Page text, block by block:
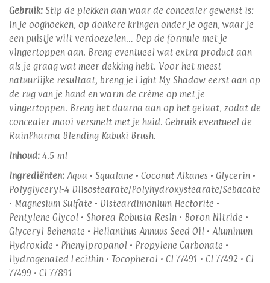
Gebruik: Stip de plekken aan waar de concealer gewenst is:
in je ooghoeken, op donkere kringen onder je ogen, waar je
een puistje wilt verdoezelen… Dep de formule met je
vingertoppen aan. Breng eventueel wat extra product aan
als je graag wat meer dekking hebt. Voor het meest
natuurlijke resultaat, breng je Light My Shadow eerst aan op
de rug van je hand en warm de crème op met je
vingertoppen. Breng het daarna aan op het gelaat, zodat de
concealer mooi versmelt met je huid. Gebruik eventueel de
RainPharma Blending Kabuki Brush.
Inhoud: 4.5 ml
Ingrediënten: Aqua • Squalane • Coconut Alkanes • Glycerin •
Polyglyceryl-4 Diisostearate/Polyhydroxystearate/Sebacate
• Magnesium Sulfate • Disteardimonium Hectorite •
Pentylene Glycol • Shorea Robusta Resin • Boron Nitride •
Glyceryl Behenate • Helianthus Annuus Seed Oil • Aluminum
Hydroxide • Phenylpropanol • Propylene Carbonate •
Hydrogenated Lecithin • Tocopherol • CI 77491 • CI 77492 • CI
77499 • CI 77891